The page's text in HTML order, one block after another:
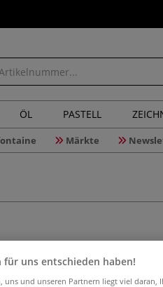
ÖL PASTELL
Märkte
für uns entschieden haben!
uns und unseren Partnern liegt viel